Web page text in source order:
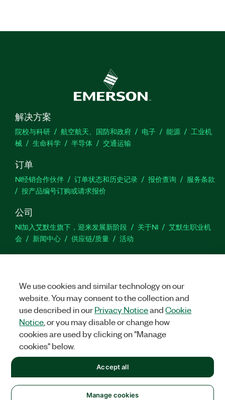
解决方案
院校与科研 航空航天、国防和政府 电子 能源
工业机
械
生命科学 半导体 交通运输
订单
NI经销合作伙伴 订单状态和历史记录 报价查询
服务条款
按产品编号订购或请求报价
公司
NI加入艾默生旗下，迎来发展新阶段 关于NI
艾默生职业机
会
新闻中心 供应链/质量 活动
©2026NATIONAL INSTRUMENTS CORP. 恩艾 (中国) 仪器有限公司
We use cookies and similar technology on our
website. You may consent to the collection and
use described in ourPrivacy NoticeandCookie
Notice , or you may disable or change how
cookies are used by clicking on "Manage
cookies" below.
Manage cookies
Accept all